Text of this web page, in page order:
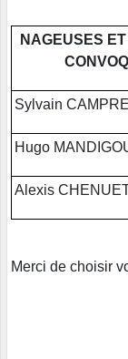
NAGEUSES
Sylvain
Hugo
Alexis
Merci de choisir